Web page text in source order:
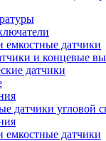
датчики
и концевые
датчики
датчики угловой
датчики